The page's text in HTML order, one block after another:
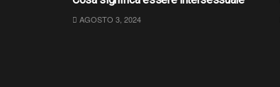
AGOSTO 3, 2024